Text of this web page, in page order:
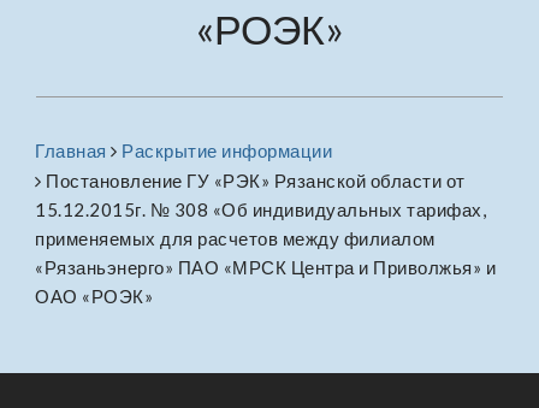
«РОЭК»
Главная
Раскрытие информации
Постановление ГУ «РЭК» Рязанской области от
15.12.2015г. № 308 «Об индивидуальных тарифах,
применяемых для расчетов между филиалом
«Рязаньэнерго» ПАО «МРСК Центра и Приволжья» и
ОАО «РОЭК»